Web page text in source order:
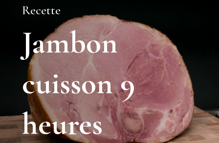
Recette
Jambon
cuisson 9
heures